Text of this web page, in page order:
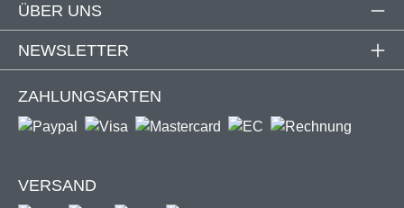
ÜBER UNS
NEWSLETTER
ZAHLUNGSARTEN
VERSAND